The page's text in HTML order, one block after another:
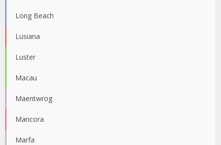
Long Beach
Lusiana
Luster
Macau
Maentwrog
Mancora
Marfa